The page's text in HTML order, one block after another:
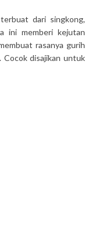
dari singkong,
ini memberi kejutan
rasanya gurih
Cocok disajikan untuk